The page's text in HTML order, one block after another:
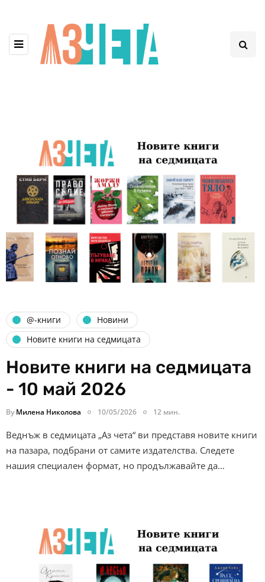
@-книги
Новини
Новите книги на седмицата
Новите книги на седмицата
- 10 май 2026
By Милена Николова 10/05/2026 12 мин.
Веднъж в седмицата „Аз чета“ ви представя новите книги
на пазара, подбрани от самите издателства. Следете
нашия специален формат, но продължавайте да…